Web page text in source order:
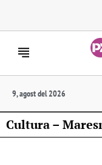
9, agost del 2026
Cultura –